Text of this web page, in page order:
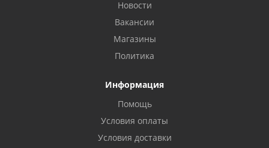
Новости
Вакансии
Магазины
Политика
Информация
Помощь
Условия оплаты
Условия доставки